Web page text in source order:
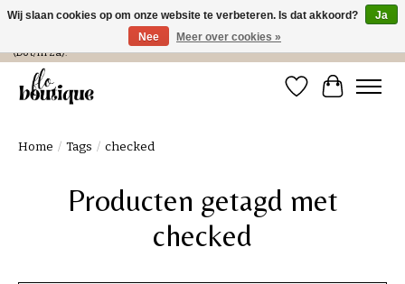
Verzending in NL € 4,99 en gratis bij een bestelling > € 100 of afhalen in de winkel
(Do t/m Za).
Verlanglijst
Home / Tags / checked
Producten getagd met
checked
Wij slaan cookies op om onze website te verbeteren. Is dat akkoord?
Ja
Nee
Meer over cookies »